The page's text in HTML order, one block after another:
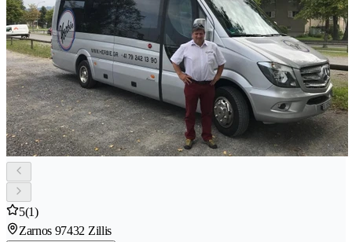
5(1)
Zarnos 97432 Zillis